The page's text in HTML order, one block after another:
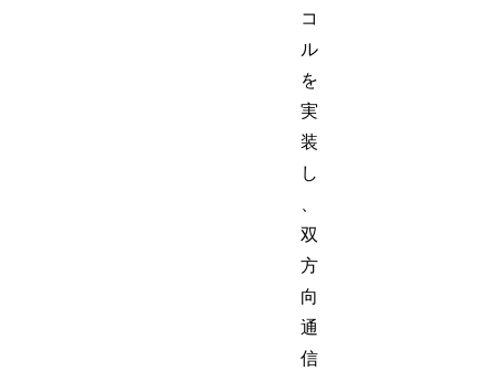
コ
ル
を
実
装
し
、
双
方
向
通
信